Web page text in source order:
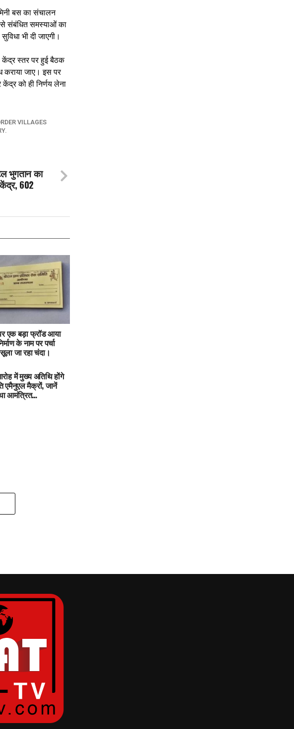
बस का संचालन
से संबंधित समस्याओं का
भी दी जाएगी।
केंद्र स्तर पर हुई बैठक
कराया जाए। इस पर
को ही निर्णय लेना
VILLAGES
भुगतान का
602
एक बड़ा फ्रॉड आया
के नाम पर पर्चा
जा रहा चंदा।
में मुख्य अतिथि होंगे
एमैनुएल मैक्रों, जानें
आमंत्रित…